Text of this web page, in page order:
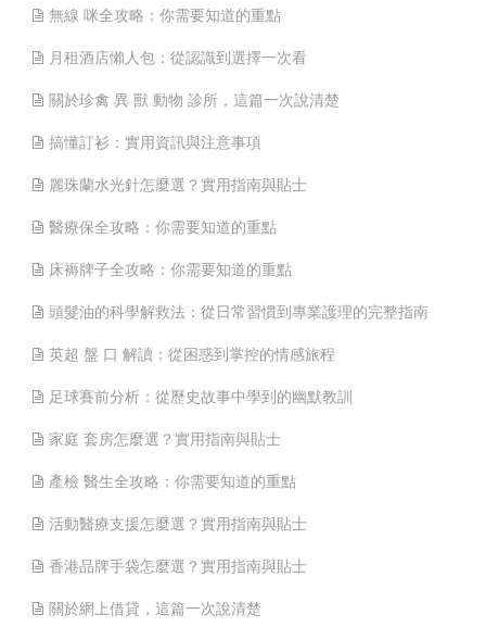
無線 咪全攻略：你需要知道的重點
月租酒店懶人包：從認識到選擇一次看
關於珍禽 異 獸 動物 診所，這篇一次說清楚
搞懂訂衫：實用資訊與注意事項
麗珠蘭水光針怎麼選？實用指南與貼士
醫療保全攻略：你需要知道的重點
床褥牌子全攻略：你需要知道的重點
頭髮油的科學解救法：從日常習慣到專業護理的完整指南
英超 盤 口 解讀：從困惑到掌控的情感旅程
足球賽前分析：從歷史故事中學到的幽默教訓
家庭 套房怎麼選？實用指南與貼士
產檢 醫生全攻略：你需要知道的重點
活動醫療支援怎麼選？實用指南與貼士
香港品牌手袋怎麼選？實用指南與貼士
關於網上借貸，這篇一次說清楚